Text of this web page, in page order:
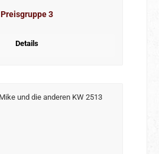
Preisgruppe 3
Details